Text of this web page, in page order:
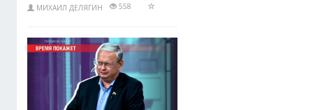
МИХАИЛ ДЕЛЯГИН 558